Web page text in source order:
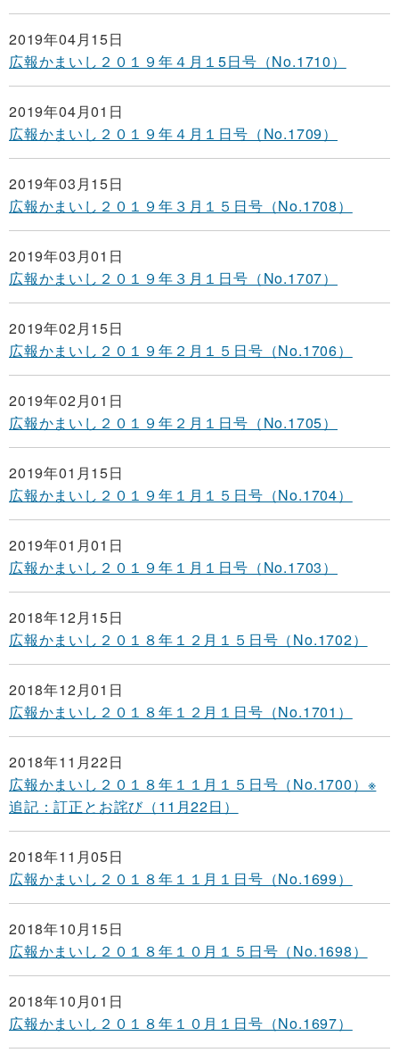
2019年04月15日
広報かまいし２０１９年４月１5日号（No.1710）
2019年04月01日
広報かまいし２０１９年４月１日号（No.1709）
2019年03月15日
広報かまいし２０１９年３月１５日号（No.1708）
2019年03月01日
広報かまいし２０１９年３月１日号（No.1707）
2019年02月15日
広報かまいし２０１９年２月１５日号（No.1706）
2019年02月01日
広報かまいし２０１９年２月１日号（No.1705）
2019年01月15日
広報かまいし２０１９年１月１５日号（No.1704）
2019年01月01日
広報かまいし２０１９年１月１日号（No.1703）
2018年12月15日
広報かまいし２０１８年１２月１５日号（No.1702）
2018年12月01日
広報かまいし２０１８年１２月１日号（No.1701）
2018年11月22日
広報かまいし２０１８年１１月１５日号（No.1700）※
追記：訂正とお詫び（11月22日）
2018年11月05日
広報かまいし２０１８年１１月１日号（No.1699）
2018年10月15日
広報かまいし２０１８年１０月１５日号（No.1698）
2018年10月01日
広報かまいし２０１８年１０月１日号（No.1697）